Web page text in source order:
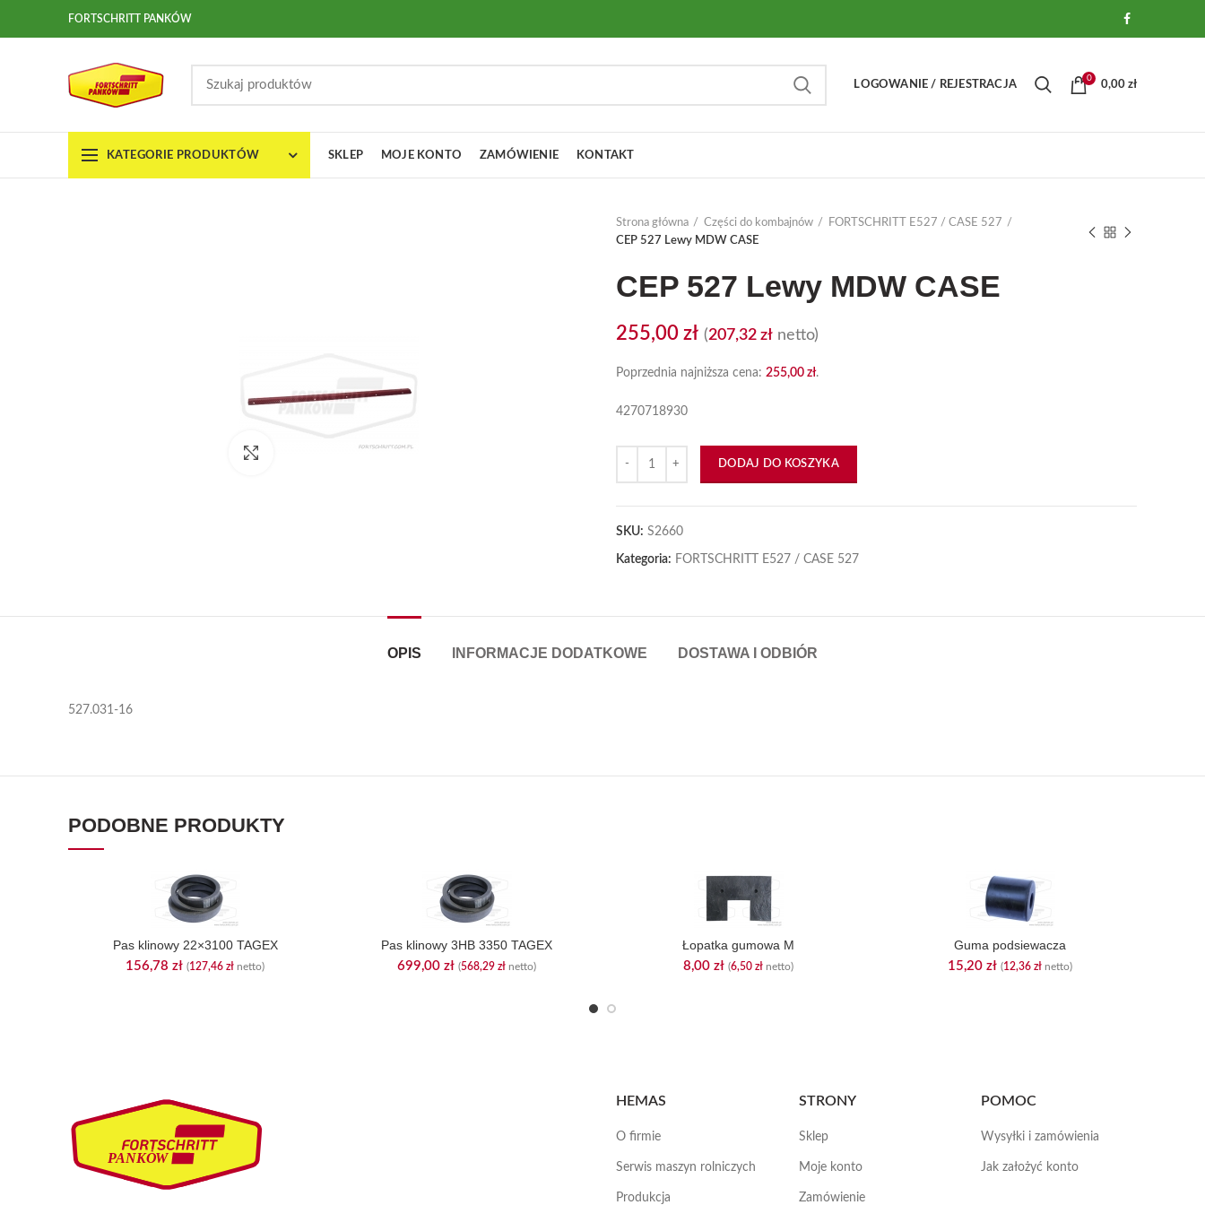
FORTSCHRITT PANKÓW
LOGOWANIE / REJESTRACJA
0
0,00 zł
KATEGORIE PRODUKTÓW SKLEP MOJE KONTO ZAMÓWIENIE KONTAKT
Kliknij, aby powiększyć
Strona główna Części do kombajnów
FORTSCHRITT E527 / CASE 527
CEP 527 Lewy MDW CASE
CEP 527 Lewy MDW CASE
255,00 zł (207,32 zł netto)
Poprzednia najniższa cena: 255,00 zł.
4270718930
DODAJ DO KOSZYKA
SKU: S2660
Kategoria: FORTSCHRITT E527 / CASE 527
OPIS INFORMACJE DODATKOWE DOSTAWA I ODBIÓR
527.031-16
PODOBNE PRODUKTY
Pas klinowy 22×3100 TAGEX
156,78 zł (127,46 zł netto)
Pas klinowy 3HB 3350 TAGEX
699,00 zł (568,29 zł netto)
Łopatka gumowa M
8,00 zł (6,50 zł netto)
Guma podsiewacza
15,20 zł (12,36 zł netto)
HEMAS
O firmie
Serwis maszyn rolniczych
Produkcja
STRONY
Sklep
Moje konto
Zamówienie
POMOC
Wysyłki i zamówienia
Jak założyć konto